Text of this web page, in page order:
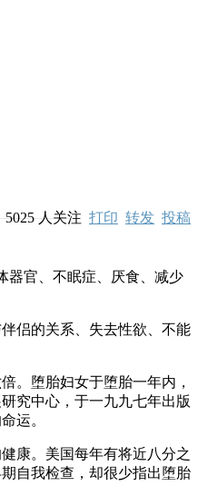
5025人关注 打印 转发 投稿
官、不眠症、厌食、减少
侣的关系、失去性欲、不能
。堕胎妇女于堕胎一年内，
究中心，于一九九七年出版
运。
康。美国每年有将近八分之
自我检查，却很少指出堕胎